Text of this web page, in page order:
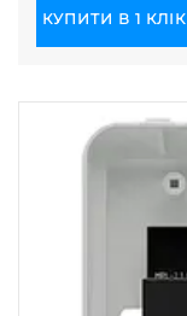
КУПИТИ В 1 КЛІК